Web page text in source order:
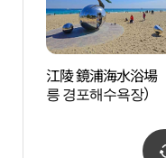
江陵 鏡浦海水浴場
릉 경포해수욕장）